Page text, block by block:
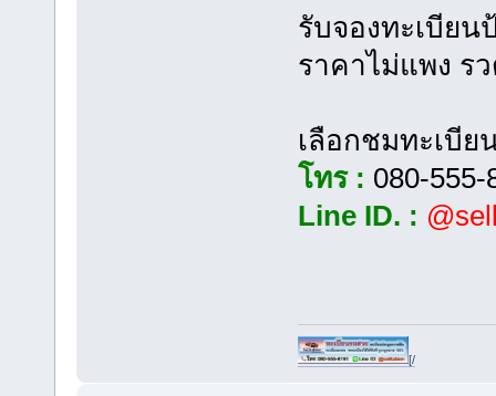
รับจองทะเบีย
ราคาไม่แพง ร
เลือกชมทะเบี
โทร : 080-555-
Line ID. :
[/